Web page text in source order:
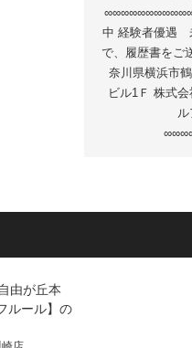
中 経験者優遇
で、履歴書をご
奈川県横浜市
ビル1Ｆ 株式
由が丘本
ルール】の